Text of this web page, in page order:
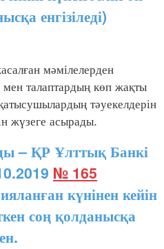
енгізіледі)
мәмілелерден
талаптардың көп жақты
тәуекелдерін
жүзеге асырады.
– ҚР Ұлттық Банкі
№ 165
күнінен кейін
соң қолданысқа